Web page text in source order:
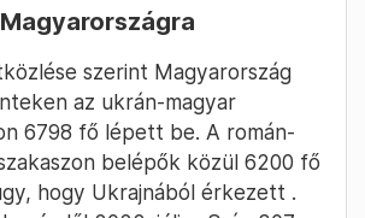
szerint Magyarország
az ukrán-magyar
6798 fő lépett be. A román-
belépők közül 6200 fő
hogy Ukrajnából érkezett .